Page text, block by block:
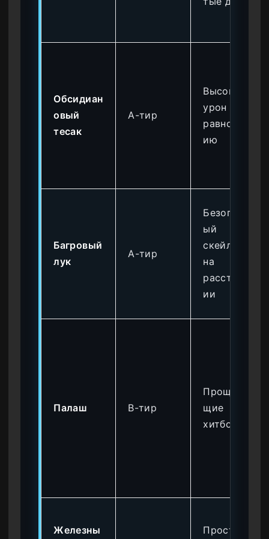
Обсидиан
овый
тесак
A-тир
Высокий
урон по
равновес
ию
Багровый
лук
A-тир
Безопасн
ый
скейлинг
на
расстоян
ии
Палаш B-тир
Прощаю
щие
хитбоксы
Железны
Простота